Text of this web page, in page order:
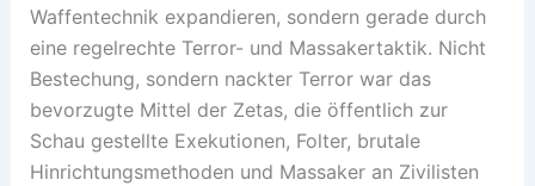
Waffentechnik expandieren, sondern gerade durch
eine regelrechte Terror- und Massakertaktik. Nicht
Bestechung, sondern nackter Terror war das
bevorzugte Mittel der Zetas, die öffentlich zur
Schau gestellte Exekutionen, Folter, brutale
Hinrichtungsmethoden und Massaker an Zivilisten